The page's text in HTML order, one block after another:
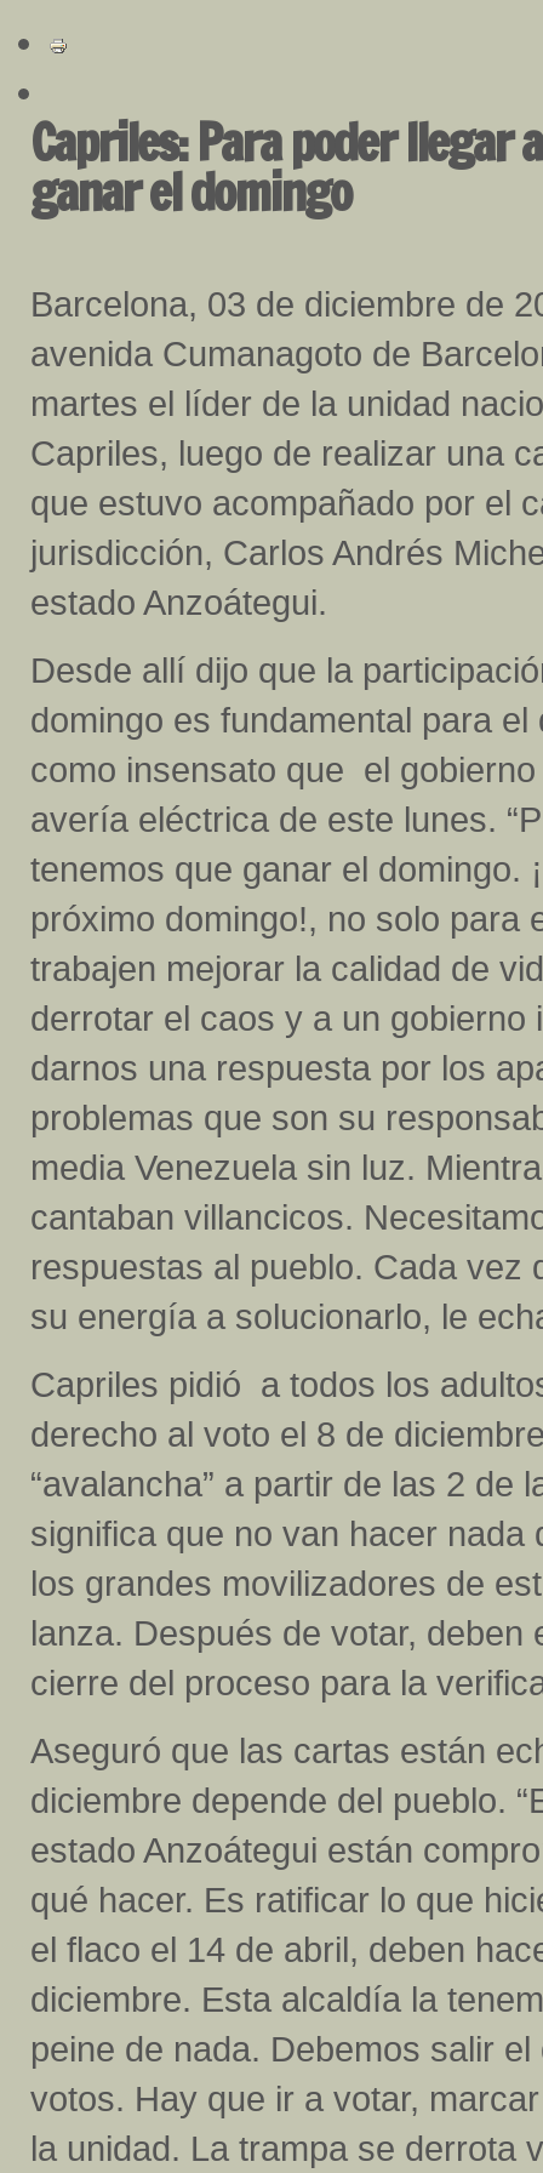
Capriles: Para poder llegar
ganar el domingo
Barcelona, 03 de diciembre de
avenida Cumanagoto de
martes el líder de la unidad
Capriles, luego de realizar una
que estuvo acompañado por el
jurisdicción, Carlos Andrés
estado Anzoátegui.
Desde allí dijo que la
domingo es fundamental para
como insensato que el
avería eléctrica de este lunes.
tenemos que ganar el domingo.
próximo domingo!, no solo para
trabajen mejorar la calidad de
derrotar el caos y a un
darnos una respuesta por los
problemas que son su
media Venezuela sin luz.
cantaban villancicos.
respuestas al pueblo. Cada vez
su energía a solucionarlo, le
Capriles pidió a todos los
derecho al voto el 8 de
“avalancha” a partir de las 2 de
significa que no van hacer
los grandes movilizadores de
lanza. Después de votar,
cierre del proceso para la
Aseguró que las cartas están
diciembre depende del pueblo.
estado Anzoátegui están
qué hacer. Es ratificar lo que
el flaco el 14 de abril, deben
diciembre. Esta alcaldía la
peine de nada. Debemos salir
votos. Hay que ir a votar,
la unidad. La trampa se derrota